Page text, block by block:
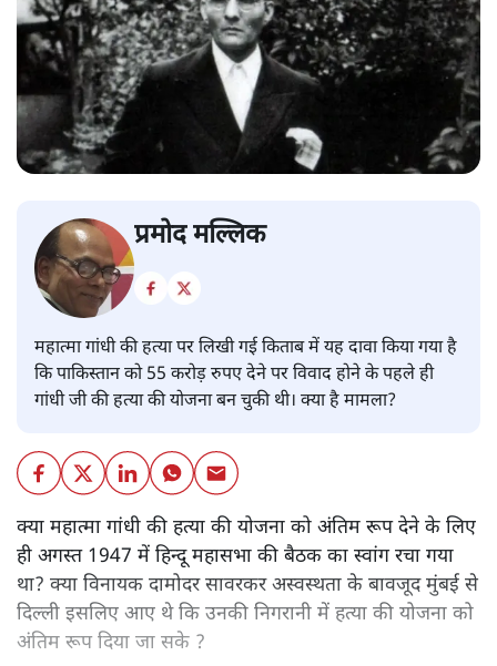
प्रमोद मल्लिक
महात्मा गांधी की हत्या पर लिखी गई किताब में यह दावा किया गया है
कि पाकिस्तान को 55 करोड़ रुपए देने पर विवाद होने के पहले ही
गांधी जी की हत्या की योजना बन चुकी थी। क्या है मामला?
क्या महात्मा गांधी की हत्या की योजना को अंतिम रूप देने के लिए
ही अगस्त 1947 में हिन्दू महासभा की बैठक का स्वांग रचा गया
था? क्या विनायक दामोदर सावरकर अस्वस्थता के बावजूद मुंबई से
दिल्ली इसलिए आए थे कि उनकी निगरानी में हत्या की योजना को
अंतिम रूप दिया जा सके ?